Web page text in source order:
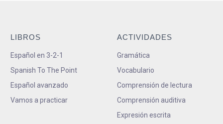
LIBROS
Español en 3-2-1
Spanish To The Point
Español avanzado
Vamos a practicar
ACTIVIDADES
Gramática
Vocabulario
Comprensión de lectura
Comprensión auditiva
Expresión escrita